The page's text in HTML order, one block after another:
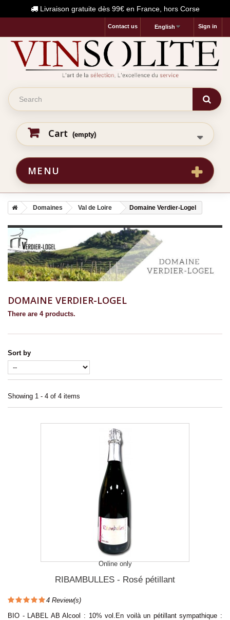
Livraison gratuite dès 99€ en France, hors Corse
Sign in
English
Contact us
Cart (empty)
MENU
Domaines Val de Loire Domaine Verdier-Logel
DOMAINE VERDIER-LOGEL
There are 4 products.
Sort by
Showing 1 - 4 of 4 items
Online only
RIBAMBULLES - Rosé pétillant
4 Review(s)
BIO - LABEL AB Alcool : 10% vol.En voilà un pétillant sympathique :